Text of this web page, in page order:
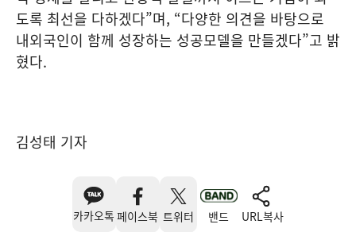
도록 최선을 다하겠다”며, “다양한 의견을 바탕으로
내외국인이 함께 성장하는 성공모델을 만들겠다”고 밝
혔다.
김성태 기자
카카오톡 페이스북 트위터 밴드 URL복사